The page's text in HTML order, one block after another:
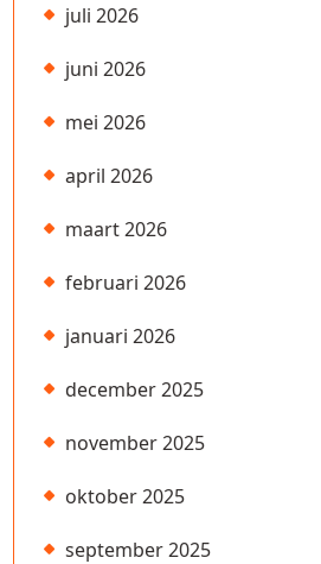
juli 2026
juni 2026
mei 2026
april 2026
maart 2026
februari 2026
januari 2026
december 2025
november 2025
oktober 2025
september 2025